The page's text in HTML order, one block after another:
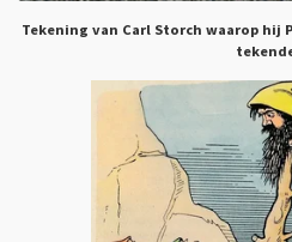
Tekening van Carl Storch waarop hij